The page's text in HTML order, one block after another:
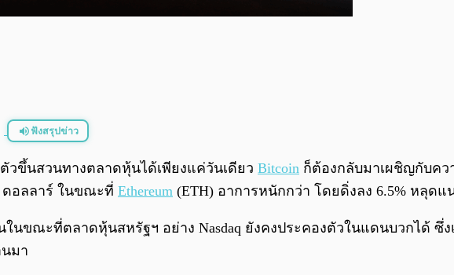
ฟังสรุปข่าว
วขึ้นสวนทางตลาดหุ้นได้เพียงแค่วันเดียว Bitcoin ก็ต้องกลับมาเผชิญกับคว
ดอลลาร์ ในขณะที่ Ethereum (ETH) อาการหนักกว่า โดยดิ่งลง 6.5% หลุด
ในขณะที่ตลาดหุ้นสหรัฐฯ อย่าง Nasdaq ยังคงประคองตัวในแดนบวกได้
มา